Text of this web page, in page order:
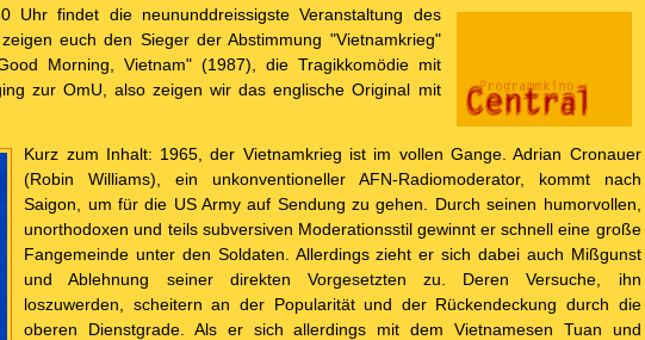
Uhr findet die neununddreissigste Veranstaltung des
euch den Sieger der Abstimmung "Vietnamkrieg"
Morning, Vietnam" (1987), die Tragikkomödie mit
zur OmU, also zeigen wir das englische Original mit
Kurz zum Inhalt: 1965, der Vietnamkrieg ist im vollen Gange. Adrian Cronauer
(Robin Williams), ein unkonventioneller AFN-Radiomoderator, kommt nach
Saigon, um für die US Army auf Sendung zu gehen. Durch seinen humorvollen,
unorthodoxen und teils subversiven Moderationsstil gewinnt er schnell eine große
Fangemeinde unter den Soldaten. Allerdings zieht er sich dabei auch Mißgunst
und Ablehnung seiner direkten Vorgesetzten zu. Deren Versuche, ihn
loszuwerden, scheitern an der Popularität und der Rückendeckung durch die
oberen Dienstgrade. Als er sich allerdings mit dem Vietnamesen Tuan und